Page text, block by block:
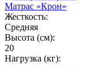
Матрас «Крон»
Жесткость:
Средняя
Высота (см):
20
Нагрузка (кг):